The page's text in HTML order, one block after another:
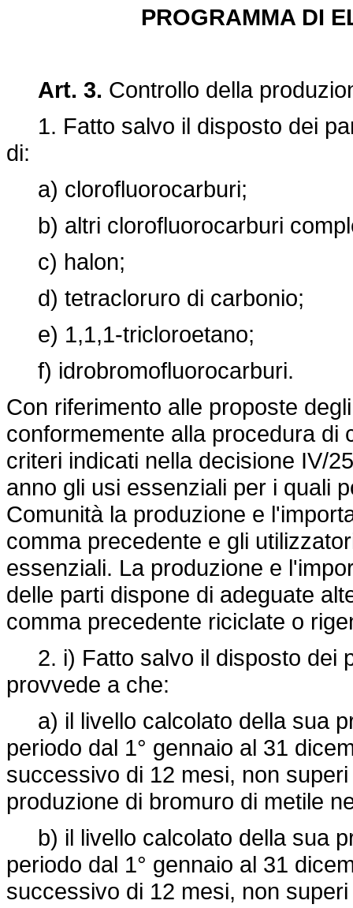
PROGRAMMA DI
Art. 3. Controllo della
1. Fatto salvo il disposto dei
di:
a) clorofluorocarburi;
b) altri clorofluorocarburi
c) halon;
d) tetracloruro di carbonio;
e) 1,1,1-tricloroetano;
f) idrobromofluorocarburi.
Con riferimento alle proposte
conformemente alla procedura di
criteri indicati nella decisione IV/
anno gli usi essenziali per i quali
Comunità la produzione e
comma precedente e gli
essenziali. La produzione e
delle parti dispone di adeguate
comma precedente riciclate o
2. i) Fatto salvo il disposto dei
provvede a che:
a) il livello calcolato della sua
periodo dal 1° gennaio al 31
successivo di 12 mesi, non
produzione di bromuro di metile
b) il livello calcolato della sua
periodo dal 1° gennaio al 31
successivo di 12 mesi, non